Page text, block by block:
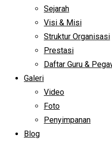
Sejarah
Visi & Misi
Struktur Organisasi
Prestasi
Daftar Guru &
Galeri
Video
Foto
Penyimpanan
Blog